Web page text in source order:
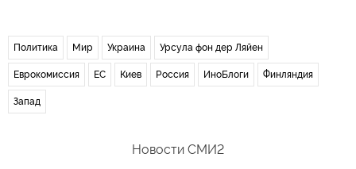
Политика Мир Украина Урсула фон дер Ляйен
Еврокомиссия ЕС Киев Россия ИноБлоги Финляндия
Запад
Новости СМИ2